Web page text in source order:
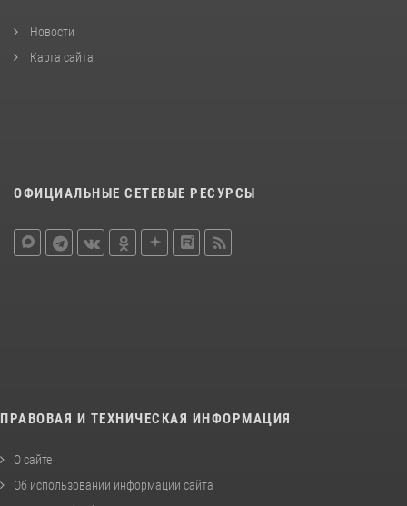
Новости
Карта сайта
ОФИЦИАЛЬНЫЕ СЕТЕВЫЕ РЕСУРСЫ
ПРАВОВАЯ И ТЕХНИЧЕСКАЯ ИНФОРМАЦИЯ
О сайте
Об использовании информации сайта